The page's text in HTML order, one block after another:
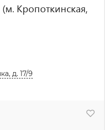
Кропоткинская,
д. 17/9